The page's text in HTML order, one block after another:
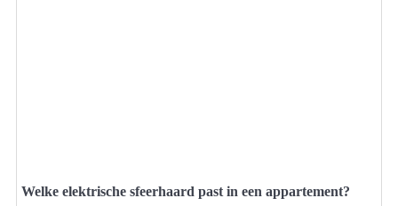
Welke elektrische sfeerhaard past in een appartement?